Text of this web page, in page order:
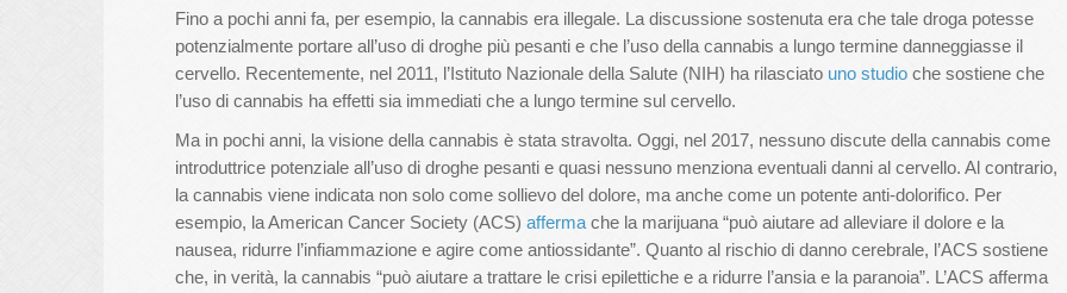
Fino a pochi anni fa, per esempio, la cannabis era illegale. La discussione sostenuta era che tale droga potesse
potenzialmente portare all’uso di droghe più pesanti e che l’uso della cannabis a lungo termine danneggiasse il
cervello. Recentemente, nel 2011, l’Istituto Nazionale della Salute (NIH) ha rilasciato uno studio che sostiene che
l’uso di cannabis ha effetti sia immediati che a lungo termine sul cervello.
Ma in pochi anni, la visione della cannabis è stata stravolta. Oggi, nel 2017, nessuno discute della cannabis come
introduttrice potenziale all’uso di droghe pesanti e quasi nessuno menziona eventuali danni al cervello. Al contrario,
la cannabis viene indicata non solo come sollievo del dolore, ma anche come un potente anti-dolorifico. Per
esempio, la American Cancer Society (ACS) afferma che la marijuana “può aiutare ad alleviare il dolore e la
nausea, ridurre l’infiammazione e agire come antiossidante”. Quanto al rischio di danno cerebrale, l’ACS sostiene
che, in verità, la cannabis “può aiutare a trattare le crisi epilettiche e a ridurre l’ansia e la paranoia”. L’ACS afferma